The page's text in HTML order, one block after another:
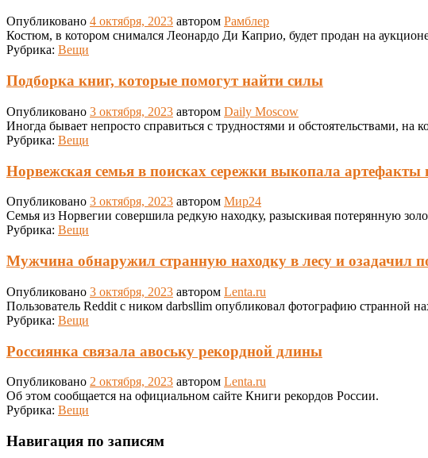
Опубликовано 4 октября, 2023 автором Рамблер
Костюм, в котором снимался Леонардо Ди Каприо, будет продан на
Рубрика: Вещи
Подборка книг, которые помогут найти силы
Опубликовано 3 октября, 2023 автором Daily Moscow
Иногда бывает непросто справиться с трудностями и обстоятельствами,
Рубрика: Вещи
Норвежская семья в поисках сережки выкопала артефакты
Опубликовано 3 октября, 2023 автором Мир24
Семья из Норвегии совершила редкую находку, разыскивая потерянную
Рубрика: Вещи
Мужчина обнаружил странную находку в лесу и озадачил
Опубликовано 3 октября, 2023 автором Lenta.ru
Пользователь Reddit с ником darbsllim опубликовал фотографию странной
Рубрика: Вещи
Россиянка связала авоську рекордной длины
Опубликовано 2 октября, 2023 автором Lenta.ru
Об этом сообщается на официальном сайте Книги рекордов России.
Рубрика: Вещи
Навигация по записям